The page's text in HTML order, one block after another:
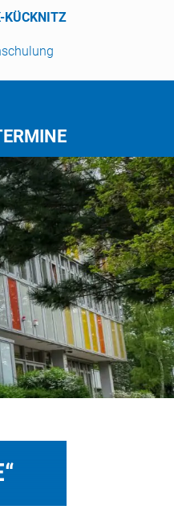
KÜCKNITZ